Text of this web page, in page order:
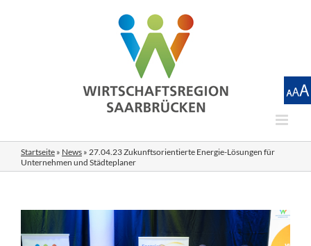
Startseite » News » 27.04.23 Zukunftsorientierte Energie-Lösungen für
Unternehmen und Städteplaner
Zeige
grösseres